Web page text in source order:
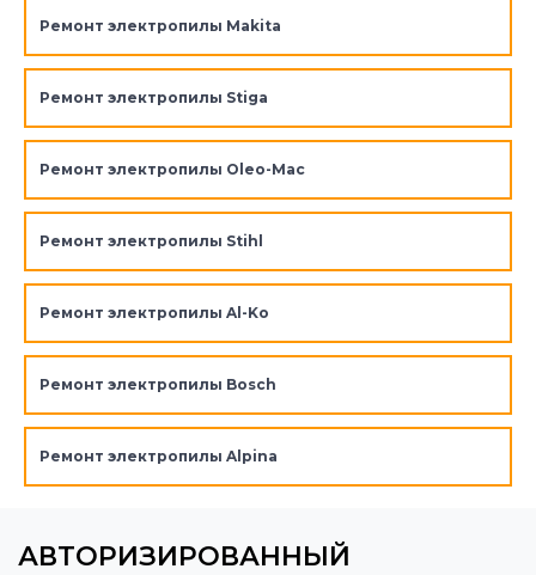
Ремонт электропилы Makita
Ремонт электропилы Stiga
Ремонт электропилы Oleo-Mac
Ремонт электропилы Stihl
Ремонт электропилы Al-Ko
Ремонт электропилы Bosch
Ремонт электропилы Alpina
АВТОРИЗИРОВАННЫЙ